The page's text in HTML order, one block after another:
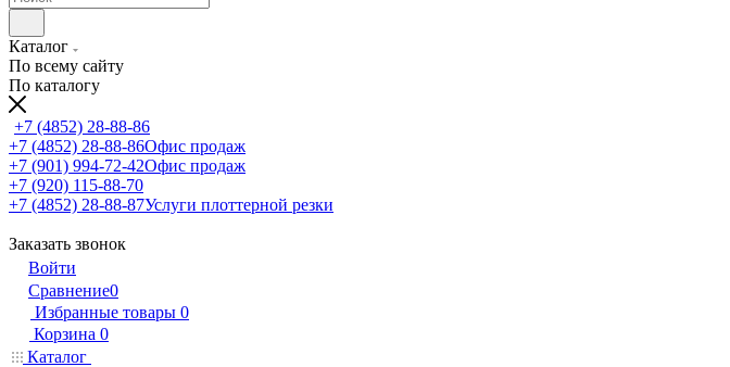
Каталог
По всему сайту
По каталогу
+7 (4852) 28-88-86
+7 (4852) 28-88-86Офис продаж
+7 (901) 994-72-42Офис продаж
+7 (920) 115-88-70
+7 (4852) 28-88-87Услуги плоттерной резки
Заказать звонок
Войти
Сравнение0
Избранные товары 0
Корзина 0
Каталог